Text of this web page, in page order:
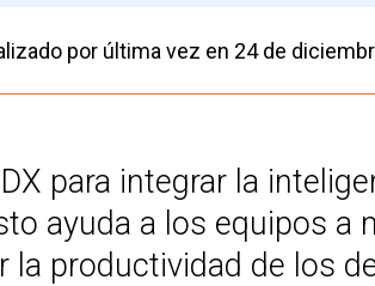
por última vez en 24 de
para integrar la
ayuda a los equipos a
la productividad de los